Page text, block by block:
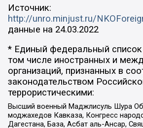
Источник:
http://unro.minjust.ru/
данные на 24.03.2022
* Единый федеральный список
том числе иностранных и
организаций, признанных в
законодательством
террористическими:
Высший военный Маджлисуль Шура
моджахедов Кавказа, Конгресс
Дагестана, База, Асбат аль-Ансар,